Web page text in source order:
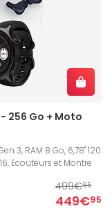
256 Go + Moto
3, RAM 8 Go, 6,78" 120
Ecouteurs et Montre
499€95
449€95